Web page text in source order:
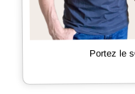
Portez le